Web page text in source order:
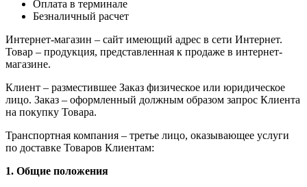
Оплата в терминале
Безналичный расчет
Интернет-магазин – сайт имеющий адрес в сети Интернет.
Товар – продукция, представленная к продаже в интернет-
магазине.
Клиент – разместившее Заказ физическое или юридическое
лицо. Заказ – оформленный должным образом запрос Клиента
на покупку Товара.
Транспортная компания – третье лицо, оказывающее услуги
по доставке Товаров Клиентам:
1. Общие положения